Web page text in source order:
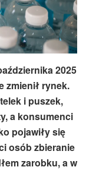
2025
zmienił rynek.
i puszek,
a konsumenci
pojawiły się
osób zbieranie
zarobku, a w